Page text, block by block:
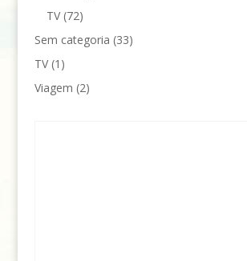
TV(72)
Sem categoria (33)
TV(1)
Viagem (2)